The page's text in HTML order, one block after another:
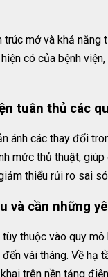
mở và khả
có của bệnh
tuân thủ các
ánh các thay đổi
mức thủ thuật,
thiểu rủi ro sai
và cần những
thuộc vào quy
vài tháng. Về hạ
trên nền tảng